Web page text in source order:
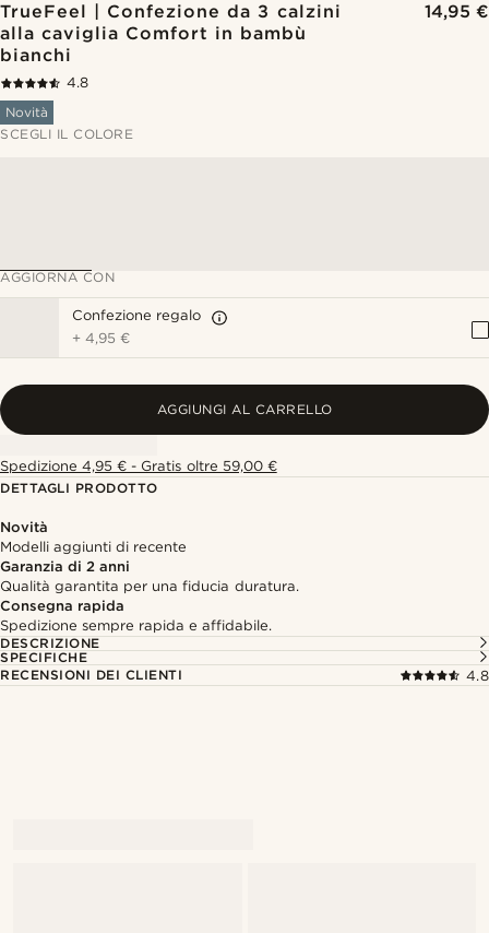
TrueFeel | Confezione da 3 calzini
alla caviglia Comfort in bambù
bianchi
14,95 €
4.8
Novità
SCEGLI IL COLORE
AGGIORNA CON
Confezione regalo
+4,95 €
AGGIUNGI AL CARRELLO
Spedizione 4,95 € - Gratis oltre 59,00 €
DETTAGLI PRODOTTO
Novità
Modelli aggiunti di recente
Garanzia di 2 anni
Qualità garantita per una fiducia duratura.
Consegna rapida
Spedizione sempre rapida e affidabile.
DESCRIZIONE
SPECIFICHE
RECENSIONI DEI CLIENTI
4.8